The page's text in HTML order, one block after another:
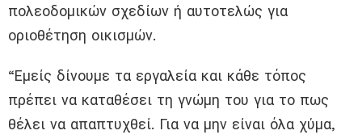
πολεοδομικών σχεδίων ή αυτοτελώς για
οριοθέτηση οικισμών.
“Εμείς δίνουμε τα εργαλεία και κάθε τόπος
πρέπει να καταθέσει τη γνώμη του για το πως
θέλει να απαπτυχθεί. Για να μην είναι όλα χύμα,